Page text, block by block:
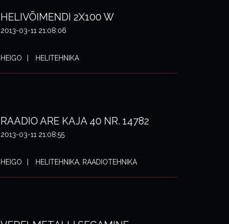
HELIVÕIMENDI 2X100 W
2013-03-11 21:08:06
HEIGO HELITEHNIKA
RAADIO ARE KAJA 40 NR. 14782
2013-03-11 21:08:55
HEIGO HELITEHNIKA, RAADIOTEHNIKA